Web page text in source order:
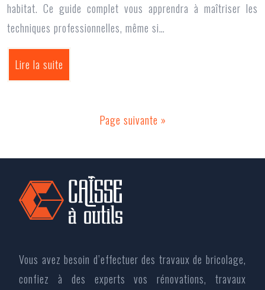
habitat. Ce guide complet vous apprendra à maîtriser les
techniques professionnelles, même si…
Lire la suite
Page suivante »
Vous avez besoin d’effectuer des travaux de bricolage,
confiez à des experts vos rénovations, travaux